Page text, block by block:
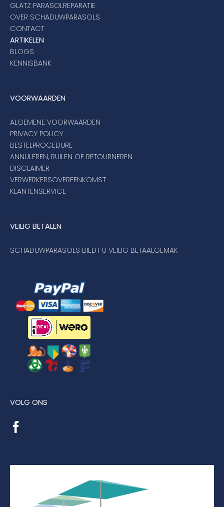
GLATZ PARASOLREPARATIE
OVER SCHADUWPARASOLS
CONTACT
ARTIKELEN
BLOGS
KENNISBANK
VOORWAARDEN
ALGEMENE VOORWAARDEN
PRIVACY POLICY
BESTELPROCEDURE
ANNULEREN, RUILEN OF RETOURNEREN
DISCLAIMER
VERWERKERSOVEREENKOMST
KLANTENSERVICE
VEILIG BETALEN
SCHADUWPARASOLS BIEDT U VEILIG BETAALGEMAK
VOLG ONS